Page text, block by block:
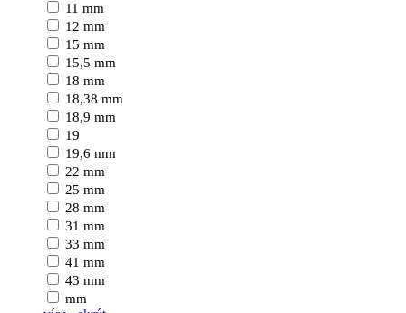
11 mm
12 mm
15 mm
15,5 mm
18 mm
18,38 mm
18,9 mm
19
19,6 mm
22 mm
25 mm
28 mm
31 mm
33 mm
41 mm
43 mm
mm